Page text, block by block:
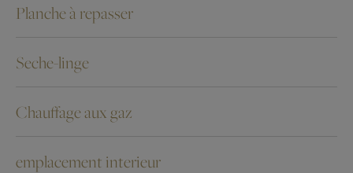
Planche à repasser
Seche-linge
Chauffage aux gaz
emplacement interieur